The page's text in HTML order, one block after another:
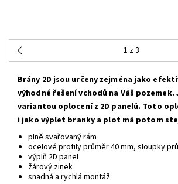
1 z 3
Brány 2D jsou určeny zejména jako
výhodné řešení vchodů na Váš pozemek.
variantou oplocení z 2D panelů. Toto
i jako výplet branky a plot má potom
plně svařovaný rám
ocelové profily průměr 40 mm, sloupky
výplň 2D panel
žárový zinek
snadná a rychlá montáž